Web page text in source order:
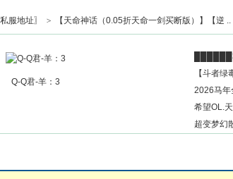
帖子
搜索
服地址〗 > 【天命神话（0.05折天命一剑买断版）】【逆 ..
Q-Q君-羊：3
【斗者
2026马年
希望OL.
超变梦幻